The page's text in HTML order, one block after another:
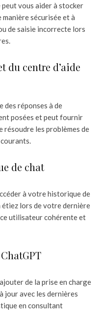
vous aider à stocker
sécurisée et à
de saisie incorrecte lors
du centre d’aide
des réponses à de
posées et peut fournir
résoudre les problèmes de
de chat
à votre historique de
étiez lors de votre dernière
utilisateur cohérente et
de la prise en charge
jour avec les dernières
en consultant